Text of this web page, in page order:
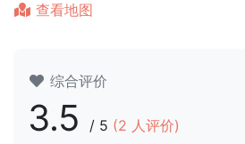
查看地图
综合评价
3.5 / 5 (2 人评价)